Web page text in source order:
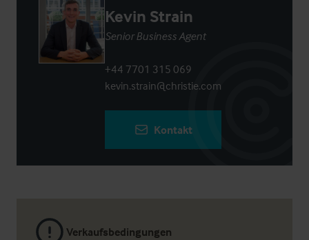
Verkaufsbedingungen
Kevin Strain
Senior Business Agent
+44 7701 315 069
kevin.strain@christie.com
Kontakt